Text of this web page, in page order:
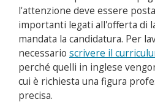
l'attenzione deve essere
importanti legati all'offerta di
mandata la candidatura. Per
necessario scrivere il
perché quelli in inglese
cui è richiesta una figura
precisa.